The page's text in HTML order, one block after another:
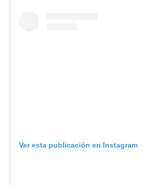
Ver esta publicación en Instagram